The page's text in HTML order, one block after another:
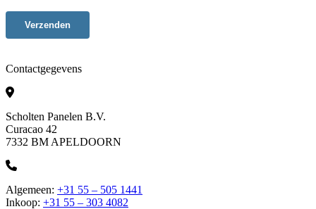
Contactgegevens
Scholten Panelen B.V.
Curacao 42
7332 BM APELDOORN
Algemeen: +31 55 – 505 1441
Inkoop: +31 55 – 303 4082